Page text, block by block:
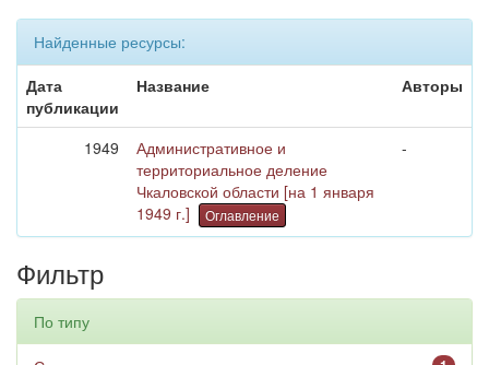
Найденные ресурсы:
Дата
публикации
Название Авторы
1949
Административное и
территориальное деление
Чкаловской области [на 1 января
1949 г.]
Оглавление
-
Фильтр
По типу